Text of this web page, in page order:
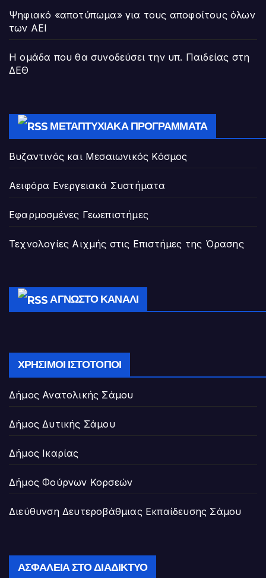
Ψηφιακό «αποτύπωμα» για τους αποφοίτους όλων
των ΑΕΙ
Η ομάδα που θα συνοδεύσει την υπ. Παιδείας στη
ΔΕΘ
ΜΕΤΑΠΤΥΧΙΑΚΆ ΠΡΟΓΡΆΜΜΑΤΑ
Βυζαντινός και Μεσαιωνικός Κόσμος
Αειφόρα Ενεργειακά Συστήματα
Εφαρμοσμένες Γεωεπιστήμες
Τεχνολογίες Αιχμής στις Επιστήμες της Όρασης
ΆΓΝΩΣΤΟ ΚΑΝΆΛΙ
ΧΡΉΣΙΜΟΙ ΙΣΤΌΤΟΠΟΙ
Δήμος Ανατολικής Σάμου
Δήμος Δυτικής Σάμου
Δήμος Ικαρίας
Δήμος Φούρνων Κορσεών
Διεύθυνση Δευτεροβάθμιας Εκπαίδευσης Σάμου
ΑΣΦΆΛΕΙΑ ΣΤΟ ΔΙΑΔΊΚΤΥΟ